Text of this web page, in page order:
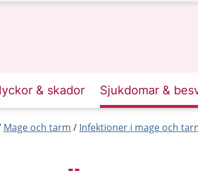
& skador Sjukdomar &
Mage och tarm Infektioner i mage och